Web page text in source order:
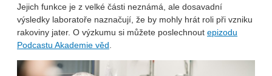
Jejich funkce je z velké části neznámá, ale dosavadní
výsledky laboratoře naznačují, že by mohly hrát roli při vzniku
rakoviny jater. O výzkumu si můžete poslechnout epizodu
Podcastu Akademie věd